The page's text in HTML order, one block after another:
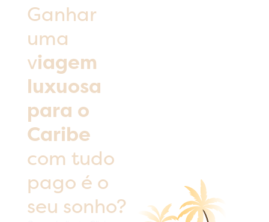
Ganhar
uma
viagem
luxuosa
para o
Caribe
com tudo
pago é o
seu sonho?